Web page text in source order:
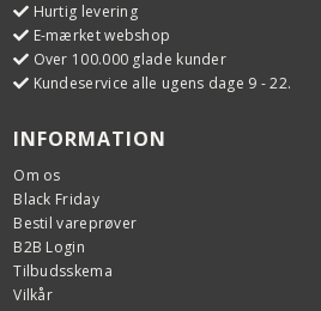
Hurtig levering
E-mærket webshop
Over 100.000 glade kunder
Kundeservice alle ugens dage 9 - 22.
INFORMATION
Om os
Black Friday
Bestil vareprøver
B2B Login
Tilbudsskema
Vilkår